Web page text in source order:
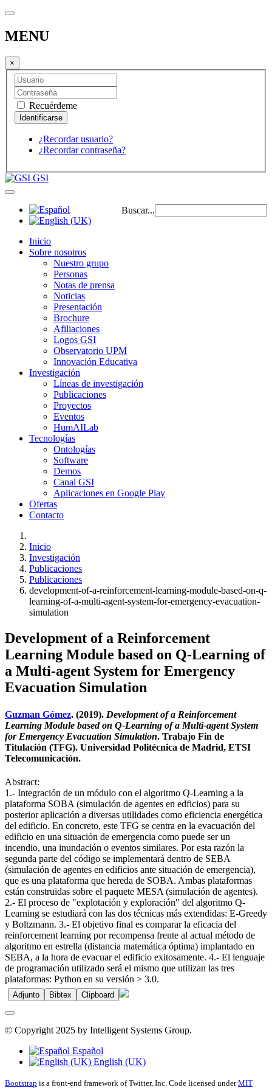
MENU
×
Recuérdeme
¿Recordar usuario?
¿Recordar contraseña?
GSI
Buscar...
Inicio
Sobre nosotros
Nuestro grupo
Personas
Notas de prensa
Noticias
Presentación
Brochure
Afiliaciones
Logos GSI
Observatorio UPM
Innovación Educativa
Investigación
Líneas de investigación
Publicaciones
Proyectos
Eventos
HumAILab
Tecnologías
Ontologías
Software
Demos
Canal GSI
Aplicaciones en Google Play
Ofertas
Contacto
Inicio
Investigación
Publicaciones
Publicaciones
development-of-a-reinforcement-learning-module-based-on-q-
learning-of-a-multi-agent-system-for-emergency-evacuation-
simulation
Development of a Reinforcement
Learning Module based on Q-Learning of
a Multi-agent System for Emergency
Evacuation Simulation
Guzman Gómez. (2019). Development of a Reinforcement
Learning Module based on Q-Learning of a Multi-agent System
for Emergency Evacuation Simulation. Trabajo Fin de
Titulación (TFG). Universidad Politécnica de Madrid, ETSI
Telecomunicación.
Abstract:
1.- Integración de un módulo con el algoritmo Q-Learning a la
plataforma SOBA (simulación de agentes en edficios) para su
posterior aplicación a diversas utilidades como eficiencia energética
del edificio. En concreto, este TFG se centra en la evacuación del
edificio en una situación de emergencia como puede ser un
incendio, una inundación o eventos similares. Por esta razón la
segunda parte del código se implementará dentro de SEBA
(simulación de agentes en edificios ante situación de emergencia),
que es una plataforma que hereda de SOBA. Ambas plataformas
están construidas sobre el paquete MESA (simulación de agentes).
2.- El proceso de "explotación y exploración" del algoritmo Q-
Learning se estudiará con las dos técnicas más extendidas: E-Greedy
y Boltzmann. 3.- El objetivo final es comparar la eficacia del
reinforcement learning por recompensa frente al actual método de
algoritmo en estrella (distancia matemática óptima) implantado en
SEBA, a la hora de evacuar el edificio exitosamente. 4.- El lenguaje
de programación utilizado será el mismo que utilizan las tres
plataformas: Python en su versión > 3.0.
Adjunto Bibtex Clipboard
© Copyright 2025 by Intelligent Systems Group.
Español
English (UK)
Bootstrap is a front-end framework of Twitter, Inc. Code licensed underMIT